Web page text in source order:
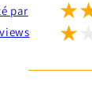
par